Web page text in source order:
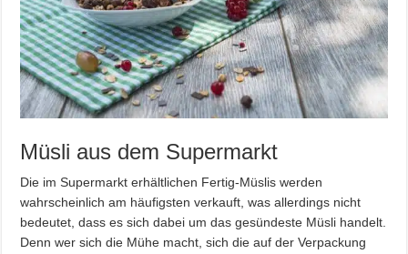
Müsli aus dem Supermarkt
Die im Supermarkt erhältlichen Fertig-Müslis werden
wahrscheinlich am häufigsten verkauft, was allerdings nicht
bedeutet, dass es sich dabei um das gesündeste Müsli handelt.
Denn wer sich die Mühe macht, sich die auf der Verpackung